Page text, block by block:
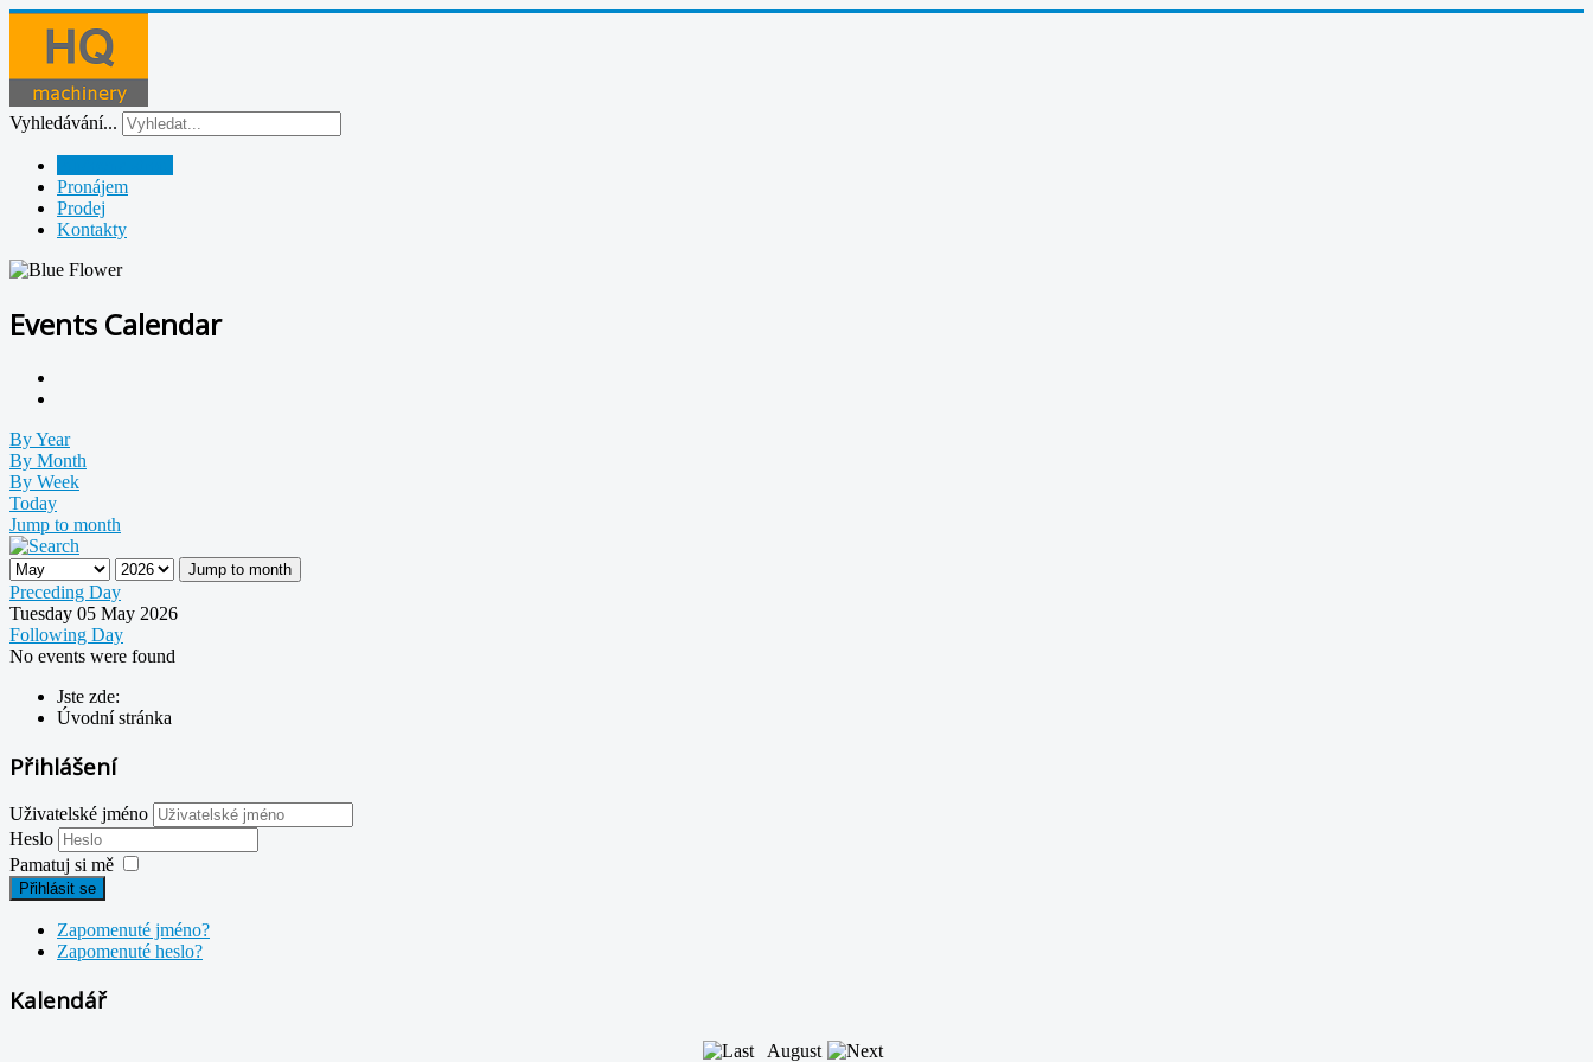
Vyhledávání...
Pronájem
Prodej
Kontakty
Events Calendar
By Year
By Month
By Week
Today
Jump to month
Jump to month
Preceding Day
Tuesday 05 May 2026
Following Day
No events were found
Jste zde:
Úvodní stránka
Přihlášení
Uživatelské jméno
Heslo
Pamatuj si mě
Přihlásit se
Zapomenuté jméno?
Zapomenuté heslo?
Kalendář
August